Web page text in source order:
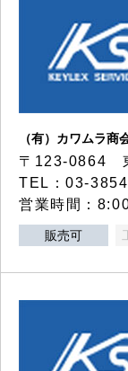
（有）カワムラ商
〒123-0864
TEL：03-
営業時間：
販売可